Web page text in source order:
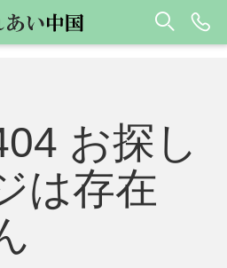
お探し
は存在